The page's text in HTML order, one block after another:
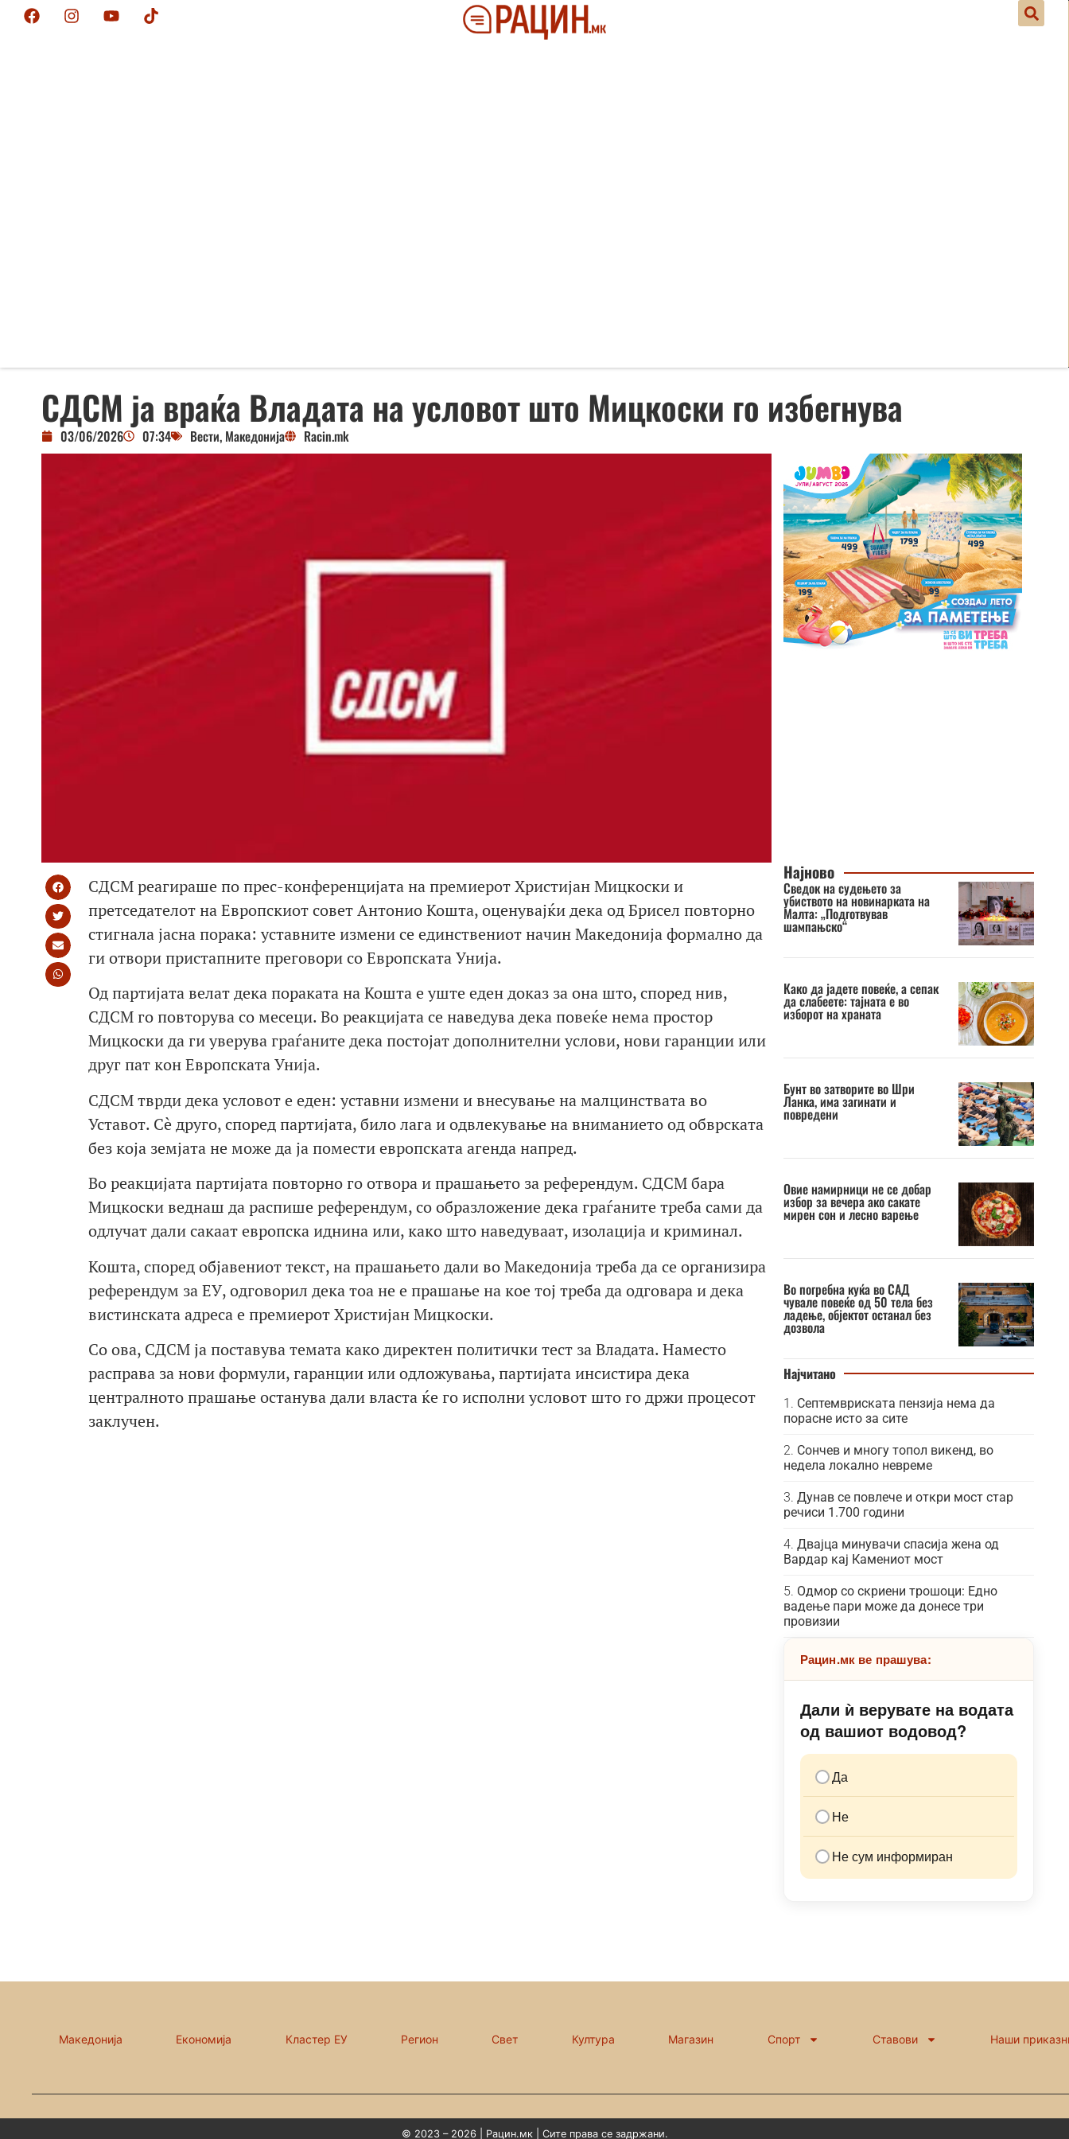
СДСМ ја враќа Владата на условот што Мицкоски го избегнува
03/06/2026 07:34 Вести, Македонија Racin.mk
СДСМ реагираше по прес-конференцијата на премиерот Христијан Мицкоски и
претседателот на Европскиот совет Антонио Кошта, оценувајќи дека од Брисел повторно
стигнала јасна порака: уставните измени се единствениот начин Македонија формално да
ги отвори пристапните преговори со Европската Унија.
Од партијата велат дека пораката на Кошта е уште еден доказ за она што, според нив,
СДСМ го повторува со месеци. Во реакцијата се наведува дека повеќе нема простор
Мицкоски да ги уверува граѓаните дека постојат дополнителни услови, нови гаранции или
друг пат кон Европската Унија.
СДСМ тврди дека условот е еден: уставни измени и внесување на малцинствата во
Уставот. Сè друго, според партијата, било лага и одвлекување на вниманието од обврската
без која земјата не може да ја помести европската агенда напред.
Во реакцијата партијата повторно го отвора и прашањето за референдум. СДСМ бара
Мицкоски веднаш да распише референдум, со образложение дека граѓаните треба сами да
одлучат дали сакаат европска иднина или, како што наведуваат, изолација и криминал.
Кошта, според објавениот текст, на прашањето дали во Македонија треба да се организира
референдум за ЕУ, одговорил дека тоа не е прашање на кое тој треба да одговара и дека
вистинската адреса е премиерот Христијан Мицкоски.
Со ова, СДСМ ја поставува темата како директен политички тест за Владата. Наместо
расправа за нови формули, гаранции или одложувања, партијата инсистира дека
централното прашање останува дали власта ќе го исполни условот што го држи процесот
заклучен.
Најново
Сведок на судењето за
убиството на новинарката на
Малта: „Подготвував
шампањско“
Како да јадете повеќе, а сепак
да слабеете: тајната е во
изборот на храната
Бунт во затворите во Шри
Ланка, има загинати и
повредени
Овие намирници не се добар
избор за вечера ако сакате
мирен сон и лесно варење
Во погребна куќа во САД
чувале повеќе од 50 тела без
ладење, објектот останал без
дозвола
Најчитано
Септемвриската пензија нема да
порасне исто за сите
Сончев и многу топол викенд, во
недела локално невреме
Дунав се повлече и откри мост стар
речиси 1.700 години
Двајца минувачи спасија жена од
Вардар кај Камениот мост
Одмор со скриени трошоци: Едно
вадење пари може да донесе три
провизии
Рацин.мк ве прашува:
Дали ѝ верувате на водата
од вашиот водовод?
Да
Не
Не сум информиран
Македонија Економија Кластер ЕУ Регион Свет Култура Магазин Спорт Ставови Наши
© 2023 – 2026 | Рацин.мк | Сите права се задржани.